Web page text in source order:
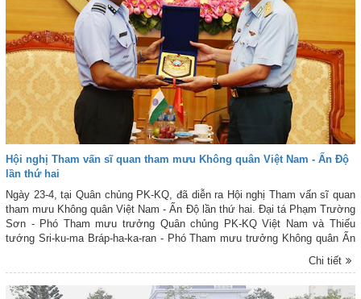
Hội nghị Tham vấn sĩ quan tham mưu Không quân Việt Nam - Ấn Độ
lần thứ hai
Ngày 23-4, tại Quân chủng PK-KQ, đã diễn ra Hội nghị Tham vấn sĩ quan
tham mưu Không quân Việt Nam - Ấn Độ lần thứ hai. Đại tá Phạm Trường
Sơn - Phó Tham mưu trưởng Quân chủng PK-KQ Việt Nam và Thiếu
tướng Sri-ku-ma Bráp-ha-ka-ran - Phó Tham mưu trưởng Không quân Ấn
Chi tiết